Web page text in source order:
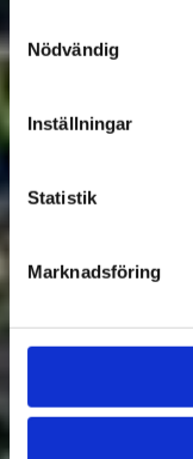
Nödvändig
Inställningar
Statistik
Marknadsföring